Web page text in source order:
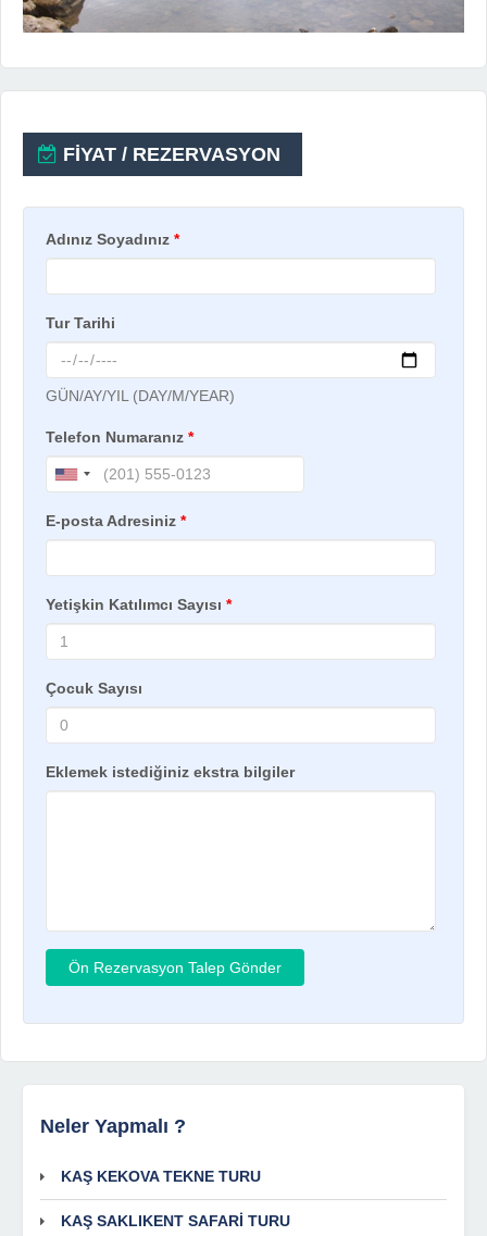
FİYAT / REZERVASYON
Adınız Soyadınız *
Tur Tarihi
GÜN/AY/YIL (DAY/M/YEAR)
Telefon Numaranız *
E-posta Adresiniz *
Yetişkin Katılımcı Sayısı *
Çocuk Sayısı
Eklemek istediğiniz ekstra bilgiler
Neler Yapmalı ?
KAŞ KEKOVA TEKNE TURU
KAŞ SAKLIKENT SAFARİ TURU